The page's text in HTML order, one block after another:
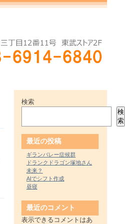
検索
検
索
最近の投稿
ギランバレー症候群
ドランクドラゴン塚地さん
未来？
AIでシフト作成
昼寝
最近のコメント
表示できるコメントはあ